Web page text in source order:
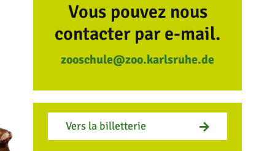
Vous pouvez nous
contacter par e-mail.
zooschule@zoo.karlsruhe.de
Vers la billetterie